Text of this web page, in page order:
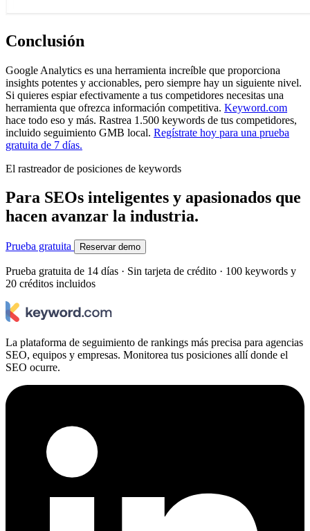
Conclusión
Google Analytics es una herramienta increíble que proporciona
insights potentes y accionables, pero siempre hay un siguiente nivel.
Si quieres espiar efectivamente a tus competidores necesitas una
herramienta que ofrezca información competitiva. Keyword.com
hace todo eso y más. Rastrea 1.500 keywords de tus competidores,
incluido seguimiento GMB local. Regístrate hoy para una prueba
gratuita de 7 días.
El rastreador de posiciones de keywords
Para SEOs inteligentes y apasionados que
hacen avanzar la industria.
Prueba gratuita Reservar demo
Prueba gratuita de 14 días · Sin tarjeta de crédito · 100 keywords y
20 créditos incluidos
La plataforma de seguimiento de rankings más precisa para agencias
SEO, equipos y empresas. Monitorea tus posiciones allí donde el
SEO ocurre.